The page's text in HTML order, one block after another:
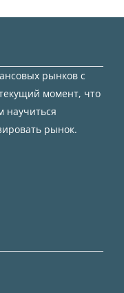
рынков с
момент, что
рынок.